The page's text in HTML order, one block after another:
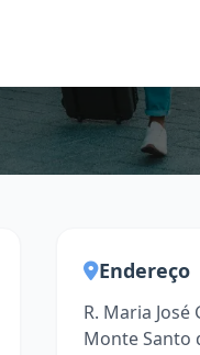
Endereço
R. Maria José
Monte Santo